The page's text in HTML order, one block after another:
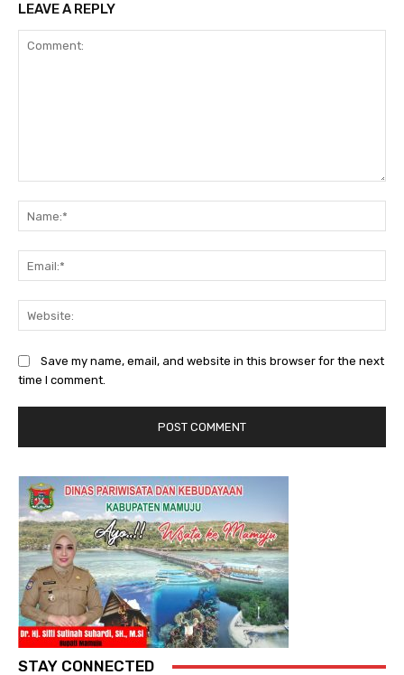
LEAVE A REPLY
Save my name, email, and website in this browser for the next
time I comment.
STAY CONNECTED